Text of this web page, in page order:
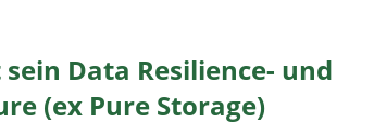
Data Resilience- und
(ex Pure Storage)